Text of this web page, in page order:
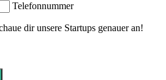
Telefonnummer
dir unsere Startups genauer an!